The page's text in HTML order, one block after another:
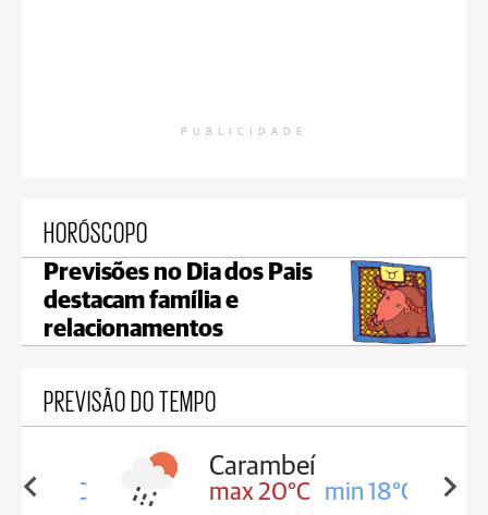
PUBLICIDADE
HORÓSCOPO
Previsões no Dia dos Pais
destacam família e
relacionamentos
PREVISÃO DO TEMPO
18°C
Carambeí
max 20°C min 18°C